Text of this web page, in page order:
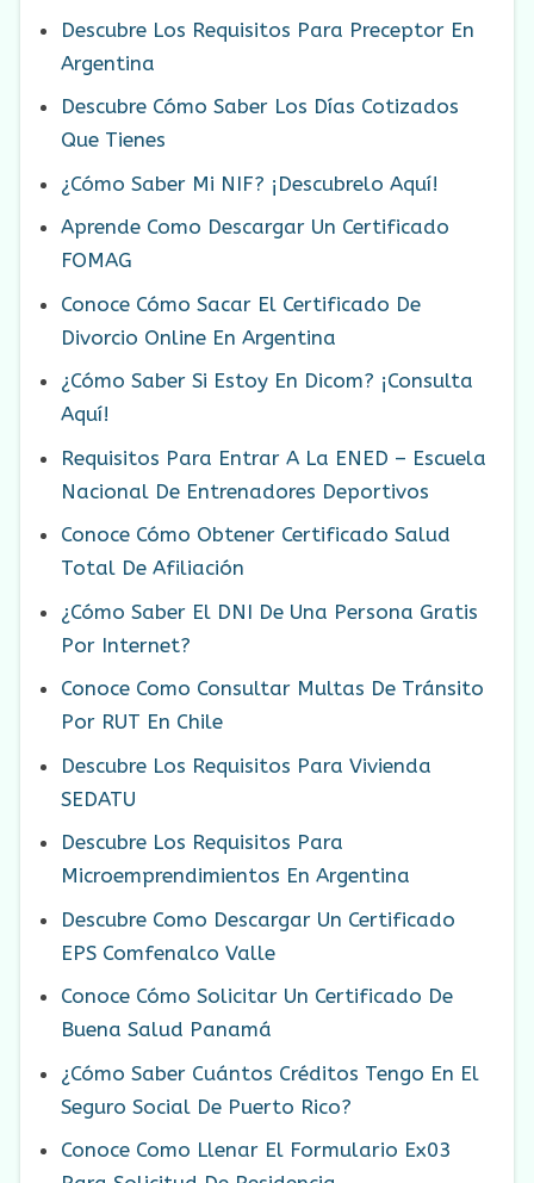
Descubre Los Requisitos Para Preceptor En
Argentina
Descubre Cómo Saber Los Días Cotizados
Que Tienes
¿Cómo Saber Mi NIF? ¡Descubrelo Aquí!
Aprende Como Descargar Un Certificado
FOMAG
Conoce Cómo Sacar El Certificado De
Divorcio Online En Argentina
¿Cómo Saber Si Estoy En Dicom? ¡Consulta
Aquí!
Requisitos Para Entrar A La ENED – Escuela
Nacional De Entrenadores Deportivos
Conoce Cómo Obtener Certificado Salud
Total De Afiliación
¿Cómo Saber El DNI De Una Persona Gratis
Por Internet?
Conoce Como Consultar Multas De Tránsito
Por RUT En Chile
Descubre Los Requisitos Para Vivienda
SEDATU
Descubre Los Requisitos Para
Microemprendimientos En Argentina
Descubre Como Descargar Un Certificado
EPS Comfenalco Valle
Conoce Cómo Solicitar Un Certificado De
Buena Salud Panamá
¿Cómo Saber Cuántos Créditos Tengo En El
Seguro Social De Puerto Rico?
Conoce Como Llenar El Formulario Ex03